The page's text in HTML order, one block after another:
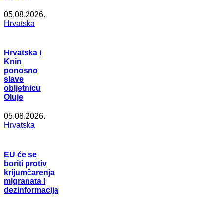
05.08.2026.
Hrvatska
Hrvatska i
Knin
ponosno
slave
obljetnicu
Oluje
05.08.2026.
Hrvatska
EU će se
boriti protiv
krijumčarenja
migranata i
dezinformacija